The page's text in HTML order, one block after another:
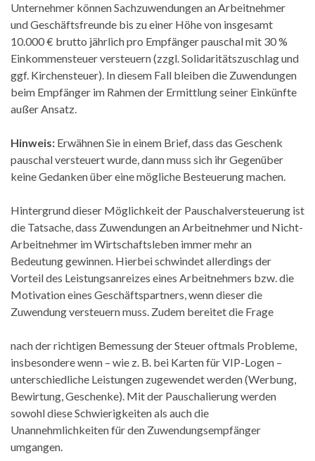
Unternehmer können Sachzuwendungen an Arbeitnehmer
und Geschäftsfreunde bis zu einer Höhe von insgesamt
10.000 € brutto jährlich pro Empfänger pauschal mit 30 %
Einkommensteuer versteuern (zzgl. Solidaritätszuschlag und
ggf. Kirchensteuer). In diesem Fall bleiben die Zuwendungen
beim Empfänger im Rahmen der Ermittlung seiner Einkünfte
außer Ansatz.
Hinweis: Erwähnen Sie in einem Brief, dass das Geschenk
pauschal versteuert wurde, dann muss sich ihr Gegenüber
keine Gedanken über eine mögliche Besteuerung machen.
Hintergrund dieser Möglichkeit der Pauschalversteuerung ist
die Tatsache, dass Zuwendungen an Arbeitnehmer und Nicht-
Arbeitnehmer im Wirtschaftsleben immer mehr an
Bedeutung gewinnen. Hierbei schwindet allerdings der
Vorteil des Leistungsanreizes eines Arbeitnehmers bzw. die
Motivation eines Geschäftspartners, wenn dieser die
Zuwendung versteuern muss. Zudem bereitet die Frage
nach der richtigen Bemessung der Steuer oftmals Probleme,
insbesondere wenn – wie z. B. bei Karten für VIP-Logen –
unterschiedliche Leistungen zugewendet werden (Werbung,
Bewirtung, Geschenke). Mit der Pauschalierung werden
sowohl diese Schwierigkeiten als auch die
Unannehmlichkeiten für den Zuwendungsempfänger
umgangen.